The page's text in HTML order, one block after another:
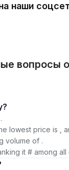
наши
вопросы о
lowest price is ,
volume of .
it # among